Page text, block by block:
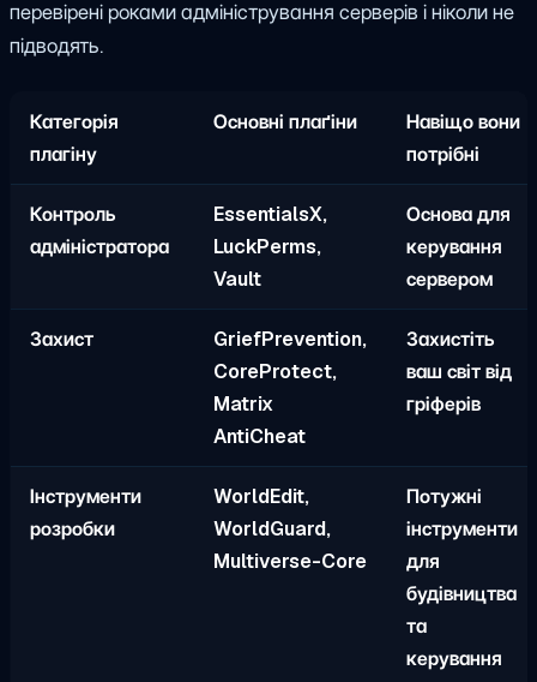
перевірені роками адміністрування серверів і ніколи не
підводять.
Категорія
плагіну
Основні плаґіни
Навіщо вони
потрібні
Контроль
адміністратора
EssentialsX,
LuckPerms,
Vault
Основа для
керування
сервером
Захист
GriefPrevention,
CoreProtect,
Matrix
AntiCheat
Захистіть
ваш світ від
гріферів
Інструменти
розробки
WorldEdit,
WorldGuard,
Multiverse-Core
Потужні
інструменти
для
будівництва
та
керування